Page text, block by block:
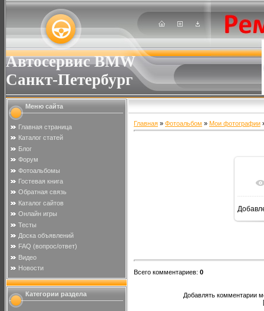
Автосервис BMW
Санкт-Петербург
Меню сайта
Главная страница
Каталог статей
Блог
Форум
Фотоальбомы
Гостевая книга
Обратная связь
Каталог сайтов
Онлайн игры
Тесты
Доска объявлений
FAQ (вопрос/ответ)
Видео
Новости
Категории раздела
Главная » Фотоальбом » Мои фотографии
Всего комментариев: 0
Добавлять комментарии